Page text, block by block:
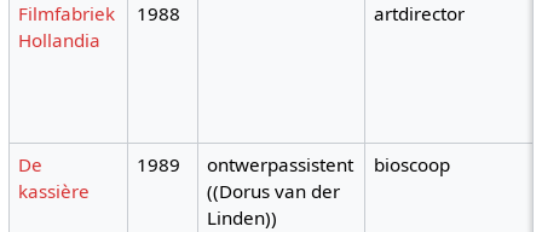
Filmfabriek
Hollandia
1988 artdirector
De
kassière
1989
ontwerpassistent
((Dorus van der
Linden))
bioscoop